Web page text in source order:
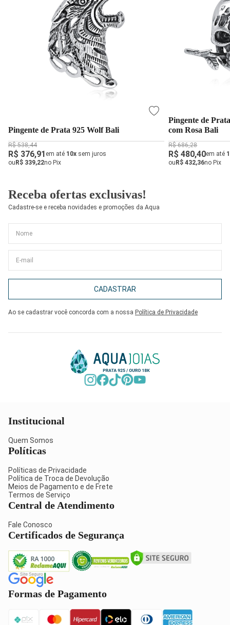
Pingente de Prata 925 Wolf Bali
R$ 538,44
R$ 376,91 em até 10x sem juros
ouR$ 339,22no Pix
Pingente de
com Rosa Bali
R$ 686,28
R$ 480,40em até
ouR$ 432,36no Pix
Receba ofertas exclusivas!
Cadastre-se e receba novidades e promoções da Aqua
CADASTRAR
Ao se cadastrar você concorda com a nossa Política de Privacidade
Institucional
Quem Somos
Políticas
Políticas de Privacidade
Política de Troca de Devolução
Meios de Pagamento e de Frete
Termos de Serviço
Central de Atendimento
Fale Conosco
Certificados de Segurança
Formas de Pagamento